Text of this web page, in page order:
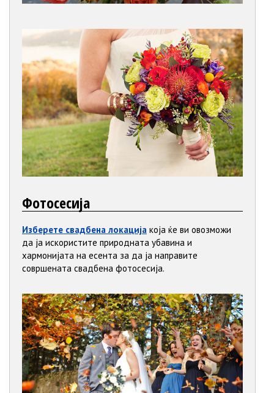
Фотосесија
Изберете свадбена локација која ќе ви овозможи
да ја искористите природната убавина и
хармонијата на есента за да ја направите
совршената свадбена фотосесија.